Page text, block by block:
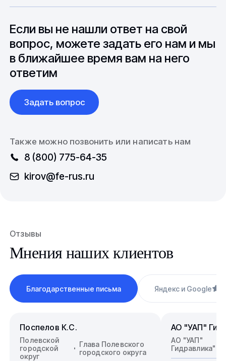
до 6 месяцев производства.
вопросы связанные с документацией и
международной логистикой.
Если вы не нашли ответ на свой
вопрос, можете задать его нам и мы
в ближайшее время вам на него
ответим
Задать вопрос
Также можно позвонить или написать нам
8 (800) 775-64-35
kirov@fe-rus.ru
Отзывы
Мнения наших клиентов
Благодарственные письма Яндекс и Google
Поспелов К.С.
Полевской
городской
округ
Глава Полевского
городского округа
АО "УАП"
АО "УАП"
Гидравлика"